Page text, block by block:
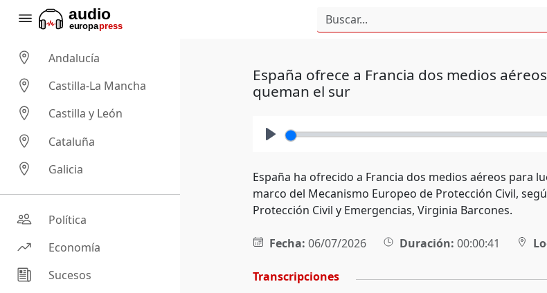
Andalucía
Castilla-La Mancha
Castilla y León
Cataluña
Galicia
Política
Economía
Sucesos
España ofrece a Francia dos medios
queman el sur
España ha ofrecido a Francia dos medios aéreos para
marco del Mecanismo Europeo de Protección Civil,
Protección Civil y Emergencias, Virginia Barcones.
Fecha: 06/07/2026 Duración: 00:00:41
Transcripciones